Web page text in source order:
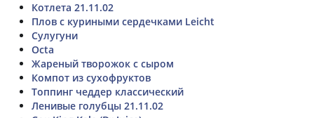
Котлета 21.11.02
Плов с куриными сердечками Leicht
Сулугуни
Octa
Жареный творожок с сыром
Компот из сухофруктов
Топпинг чеддер классический
Ленивые голубцы 21.11.02